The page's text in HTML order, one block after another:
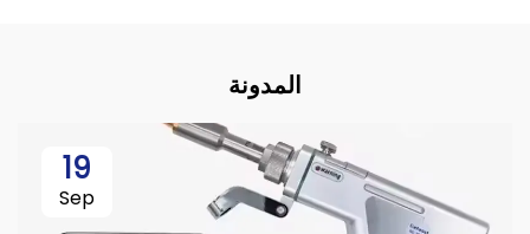
المدونة
19
Sep